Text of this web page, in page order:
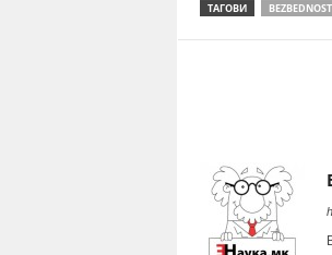
ТАГОВИ BEZBEDNOST